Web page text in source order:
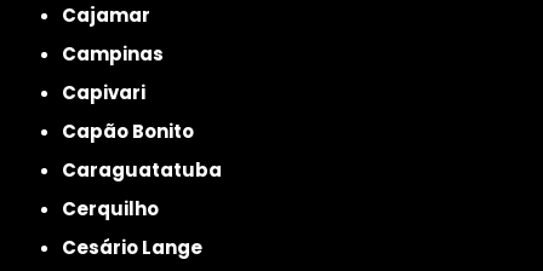
Cajamar
Campinas
Capivari
Capão Bonito
Caraguatatuba
Cerquilho
Cesário Lange